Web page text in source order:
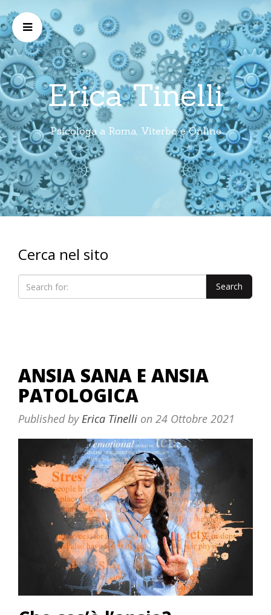
Erica Tinelli
Psicologa a Roma, Viterbo e Online
Cerca nel sito
ANSIA SANA E ANSIA
PATOLOGICA
Published byErica Tinelli on 24 Ottobre 2021